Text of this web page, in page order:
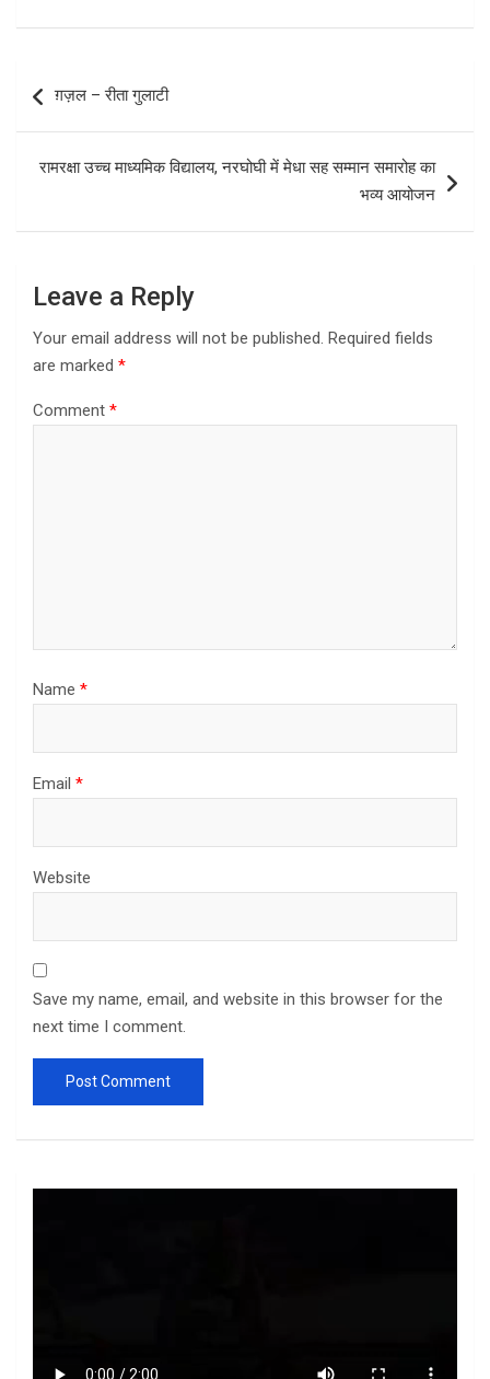
ce
o
o
k
tt ail at
p
p
ar
navigation
ग़ज़ल – रीता गुलाटी
रामरक्षा उच्च माध्यमिक विद्यालय, नरघोघी में मेधा सह सम्मान समारोह का
भव्य आयोजन
Leave a Reply
Your email address will not be published. Required fields
are marked *
Comment *
Name *
Email *
Website
Save my name, email, and website in this browser for the
next time I comment.